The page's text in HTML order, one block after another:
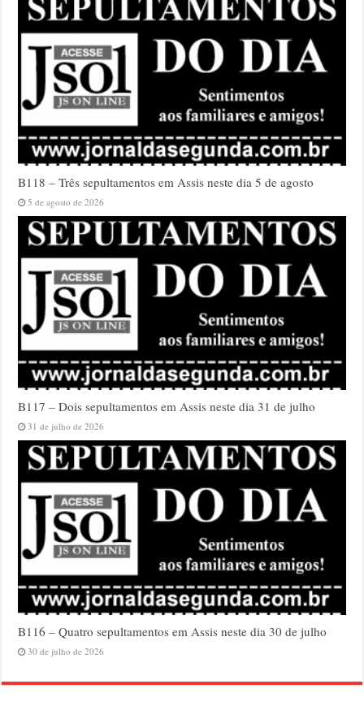
B118 – Três sepultamentos em Assis neste dia 5 de agosto
5 de agosto de 2026
B117 – Dois sepultamentos em Assis neste dia 31 de julho
31 de julho de 2026
B116 – Quatro sepultamentos em Assis neste dia 30 de julho
30 de julho de 2026